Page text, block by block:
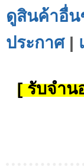
ดูสินค้าอื่น
ประกาศ|
[ รับจำน